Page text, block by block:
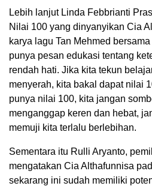
Lebih lanjut Linda Febbrianti
Nilai 100 yang dinyanyikan Cia
karya lagu Tan Mehmed
punya pesan edukasi tentang
rendah hati. Jika kita tekun
menyerah, kita bakal dapat nilai
punya nilai 100, kita jangan
menganggap keren dan hebat,
memuji kita terlalu berlebihan.
Sementara itu Rulli Aryanto,
mengatakan Cia Althafunnisa
sekarang ini sudah memiliki